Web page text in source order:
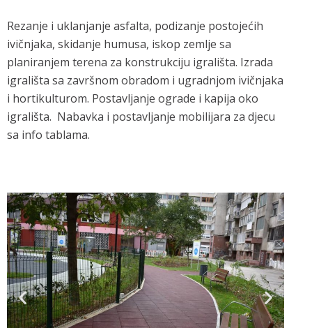
Rezanje i uklanjanje asfalta, podizanje postojećih
ivičnjaka, skidanje humusa, iskop zemlje sa
planiranjem terena za konstrukciju igrališta. Izrada
igrališta sa završnom obradom i ugradnjom ivičnjaka
i hortikulturom. Postavljanje ograde i kapija oko
igrališta. Nabavka i postavljanje mobilijara za djecu
sa info tablama.